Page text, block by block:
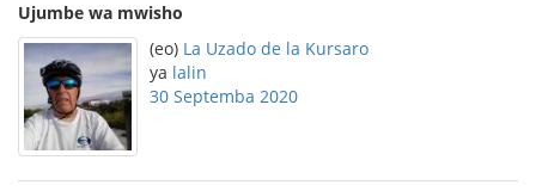
Ujumbe wa mwisho
(eo) La Uzado de la Kursaro
ya lalin
30 Septemba 2020